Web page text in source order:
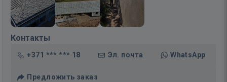
Контакты
+371 *** *** 18 Эл. почта WhatsApp
Предложить заказ